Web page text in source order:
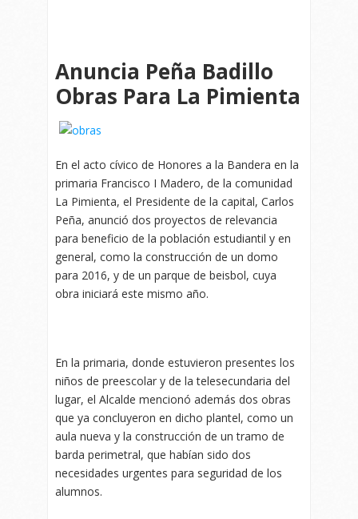
Anuncia Peña Badillo
Obras Para La Pimienta
En el acto cívico de Honores a la Bandera en la
primaria Francisco I Madero, de la comunidad
La Pimienta, el Presidente de la capital, Carlos
Peña, anunció dos proyectos de relevancia
para beneficio de la población estudiantil y en
general, como la construcción de un domo
para 2016, y de un parque de beisbol, cuya
obra iniciará este mismo año.
En la primaria, donde estuvieron presentes los
niños de preescolar y de la telesecundaria del
lugar, el Alcalde mencionó además dos obras
que ya concluyeron en dicho plantel, como un
aula nueva y la construcción de un tramo de
barda perimetral, que habían sido dos
necesidades urgentes para seguridad de los
alumnos.